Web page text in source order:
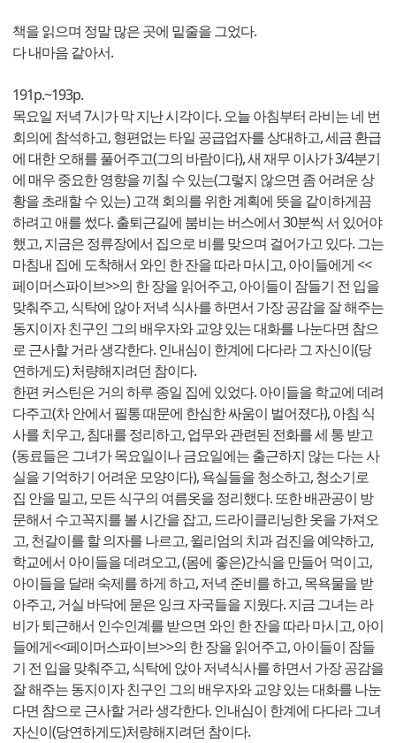
책을 읽으며 정말 많은 곳에 밑줄을 그었다.
다 내마음 같아서.
191p.~193p.
목요일 저녁 7시가 막 지난 시각이다. 오늘 아침부터 라비는 네 번
회의에 참석하고, 형편없는 타일 공급업자를 상대하고, 세금 환급
에 대한 오해를 풀어주고(그의 바람이다), 새 재무 이사가 3/4분기
에 매우 중요한 영향을 끼칠 수 있는(그렇지 않으면 좀 어려운 상
황을 초래할 수 있는) 고객 회의를 위한 계획에 뜻을 같이하게끔
하려고 애를 썼다. 출퇴근길에 붐비는 버스에서 30분씩 서 있어야
했고, 지금은 정류장에서 집으로 비를 맞으며 걸어가고 있다. 그는
마침내 집에 도착해서 와인 한 잔을 따라 마시고, 아이들에게 <<
페이머스파이브>>의 한 장을 읽어주고, 아이들이 잠들기 전 입을
맞춰주고, 식탁에 않아 저녁 식사를 하면서 가장 공감을 잘 해주는
동지이자 친구인 그의 배우자와 교양 있는 대화를 나눈다면 참으
로 근사할 거라 생각한다. 인내심이 한계에 다다라 그 자신이(당
연하게도) 처량해지려던 참이다.
한편 커스틴은 거의 하루 종일 집에 있었다. 아이들을 학교에 데려
다주고(차 안에서 필통 때문에 한심한 싸움이 벌어졌다), 아침 식
사를 치우고, 침대를 정리하고, 업무와 관련된 전화를 세 통 받고
(동료들은 그녀가 목요일이나 금요일에는 출근하지 않는 다는 사
실을 기억하기 어려운 모양이다), 욕실들을 청소하고, 청소기로
집 안을 밀고, 모든 식구의 여름옷을 정리했다. 또한 배관공이 방
문해서 수고꼭지를 볼 시간을 잡고, 드라이클리닝한 옷을 가져오
고, 천갈이를 할 의자를 나르고, 윌리엄의 치과 검진을 예약하고,
학교에서 아이들을 데려오고, (몸에 좋은)간식을 만들어 먹이고,
아이들을 달래 숙제를 하게 하고, 저녁 준비를 하고, 목욕물을 받
아주고, 거실 바닥에 묻은 잉크 자국들을 지웠다. 지금 그녀는 라
비가 퇴근해서 인수인계를 받으면 와인 한 잔을 따라 마시고, 아이
들에게<<페이머스파이브>>의 한 장을 읽어주고, 아이들이 잠들
기 전 입을 맞춰주고, 식탁에 앉아 저녁식사를 하면서 가장 공감을
잘 해주는 동지이자 친구인 그의 배우자와 교양 있는 대화를 나눈
다면 참으로 근사할 거라 생각한다. 인내심이 한계에 다다라 그녀
자신이(당연하게도)처량해지려던 참이다.